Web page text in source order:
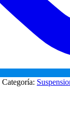
Categoría: